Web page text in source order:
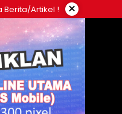
Berita/artikel ! ×